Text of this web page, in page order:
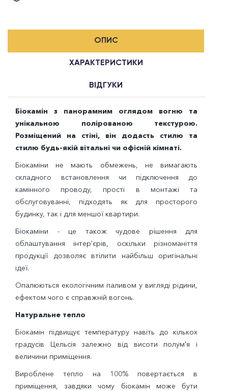
ОПИС
ХАРАКТЕРИСТИКИ
ВІДГУКИ
Біокамін з панорамним оглядом вогню та
унікальною полірованою текстурою.
Розміщений на стіні, він додасть стилю та
стилю будь-якій вітальні чи офісній кімнаті.
Біокаміни не мають обмежень, не вимагають
складного встановлення чи підключення до
камінного проводу, прості в монтажі та
обслуговуванні, підходять як для просторого
будинку, так і для меншої квартири.
Біокаміни - це також чудове рішення для
облаштування інтер'єрів, оскільки різноманіття
продукції дозволяє втілити найбільш оригінальні
ідеї.
Опалюються екологічним паливом у вигляді рідини,
ефектом чого є справжній вогонь.
Натуральне тепло
Біокамін підвищує температуру навіть до кількох
градусів Цельсія залежно від висоти полум'я і
величини приміщення.
Вироблене тепло на 100% повертається в
приміщення, завдяки чому біокамін може бути